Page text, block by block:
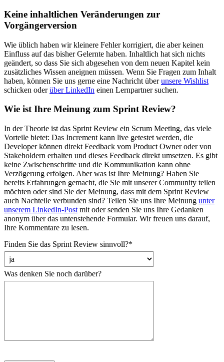
Keine inhaltlichen Veränderungen zur
Vorgängerversion
Wie üblich haben wir kleinere Fehler korrigiert, die aber keinen
Einfluss auf das bisher Gelernte haben. Inhaltlich hat sich nichts
geändert, so dass Sie sich abgesehen von dem neuen Kapitel kein
zusätzliches Wissen aneignen müssen. Wenn Sie Fragen zum Inhalt
haben, können Sie uns gerne eine Nachricht überunsere Wishlist
schicken oderüber LinkedIn einen Lernpartner suchen.
Wie ist Ihre Meinung zum Sprint Review?
In der Theorie ist das Sprint Review ein Scrum Meeting, das viele
Vorteile bietet: Das Increment kann live getestet werden, die
Developer können direkt Feedback vom Product Owner oder von
Stakeholdern erhalten und dieses Feedback direkt umsetzen. Es gibt
keine Zwischenschritte und die Kommunikation kann ohne
Verzögerung erfolgen. Aber was ist Ihre Meinung? Haben Sie
bereits Erfahrungen gemacht, die Sie mit unserer Community teilen
möchten oder sind Sie der Meinung, dass mit dem Sprint Review
auch Nachteile verbunden sind? Teilen Sie uns Ihre Meinung unter
unserem LinkedIn-Post mit oder senden Sie uns Ihre Gedanken
anonym über das untenstehende Formular. Wir freuen uns darauf,
Ihre Kommentare zu lesen.
Finden Sie das Sprint Review sinnvoll?*
Was denken Sie noch darüber?